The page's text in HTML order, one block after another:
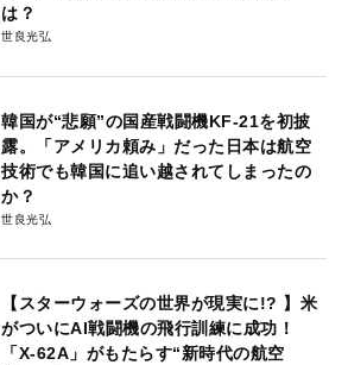
は？
世良光弘
韓国が“悲願”の国産戦闘機KF-21を初披
露。「アメリカ頼み」だった日本は航空
技術でも韓国に追い越されてしまったの
か？
世良光弘
【スターウォーズの世界が現実に!? 】米
がついにAI戦闘機の飛行訓練に成功！
「X-62A」がもたらす“新時代の航空